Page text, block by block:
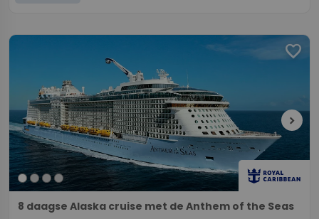
favorite
chevron_right
8 daagse Alaska cruise met de Anthem of the Seas